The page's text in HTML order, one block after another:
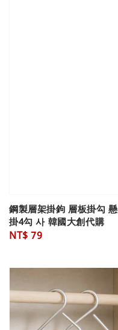
鋼製層架掛鉤 層板掛勾 懸
掛4勾 사 韓國大創代購
Regular
NT$ 79